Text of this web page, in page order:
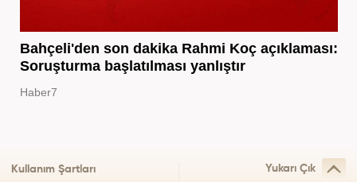
Bahçeli'den son dakika Rahmi Koç açıklaması:
Soruşturma başlatılması yanlıştır
Haber7
Kullanım Şartları Yukarı Çık